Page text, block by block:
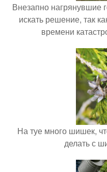
Внезапно нагрянувшие
искать решение, так
времени
На туе много шишек,
делать с